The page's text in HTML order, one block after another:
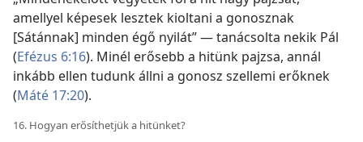
amellyel képesek lesztek kioltani a gonosznak
[Sátánnak] minden égő nyilát” — tanácsolta nekik Pál
(Efézus 6:16). Minél erősebb a hitünk pajzsa, annál
inkább ellen tudunk állni a gonosz szellemi erőknek
(Máté 17:20).
16. Hogyan erősíthetjük a hitünket?